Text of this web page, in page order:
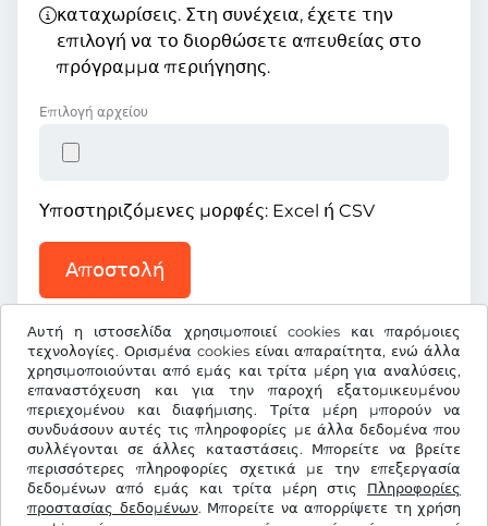
Αυτή η ιστοσελίδα χρησιμοποιεί cookies και παρόμοιες
τεχνολογίες. Ορισμένα cookies είναι απαραίτητα, ενώ άλλα
χρησιμοποιούνται από εμάς και τρίτα μέρη για αναλύσεις,
επαναστόχευση και για την παροχή εξατομικευμένου
περιεχομένου και διαφήμισης. Τρίτα μέρη μπορούν να
συνδυάσουν αυτές τις πληροφορίες με άλλα δεδομένα που
συλλέγονται σε άλλες καταστάσεις. Μπορείτε να βρείτε
περισσότερες πληροφορίες σχετικά με την επεξεργασία
δεδομένων από εμάς και τρίτα μέρη στις Πληροφορίες
προστασίας δεδομένων. Μπορείτε να απορρίψετε τη χρήση
καταχωρίσεις. Στη συνέχεια, έχετε την
επιλογή να το διορθώσετε απευθείας στο
πρόγραμμα περιήγησης.
Επιλογή αρχείου
Υποστηριζόμενες μορφές: Excel ή CSV
Αποστολή
€EUR
Facebook Instagram